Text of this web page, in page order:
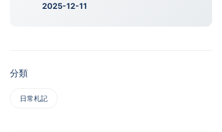
2025-12-11
分類
日常札記